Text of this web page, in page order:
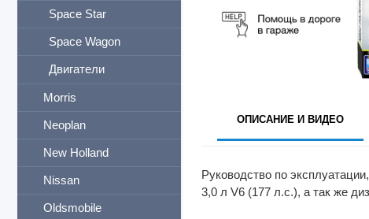
Space Star
Space Wagon
Двигатели
Morris
Neoplan
New Holland
Nissan
Oldsmobile
ОПИСАНИЕ И ВИДЕО
Руководство по
3,0 л V6 (177 л.с.), а так же